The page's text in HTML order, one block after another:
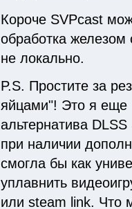
Короче SVPcast
обработка железом
не локально.
P.S. Простите за
яйцами"! Это я еще
альтернатива
при наличии
смогла бы как
уплавнить
или steam link. Что